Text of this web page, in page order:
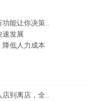
能让你决策..
速发展
低人力成本
到离店，全..